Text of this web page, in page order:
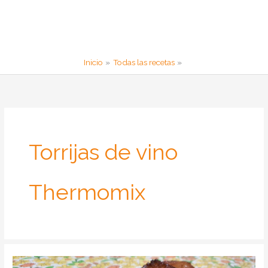
Inicio Todas las recetas
Torrijas de vino
Thermomix